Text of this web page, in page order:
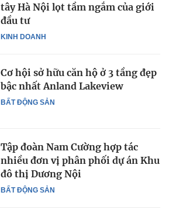
KINH DOANH
tây Hà Nội lọt tầm ngắm của giới
đầu tư
BẤT ĐỘNG SẢN
Cơ hội sở hữu căn hộ ở 3 tầng đẹp
bậc nhất Anland Lakeview
BẤT ĐỘNG SẢN
Tập đoàn Nam Cường hợp tác
nhiều đơn vị phân phối dự án Khu
đô thị Dương Nội